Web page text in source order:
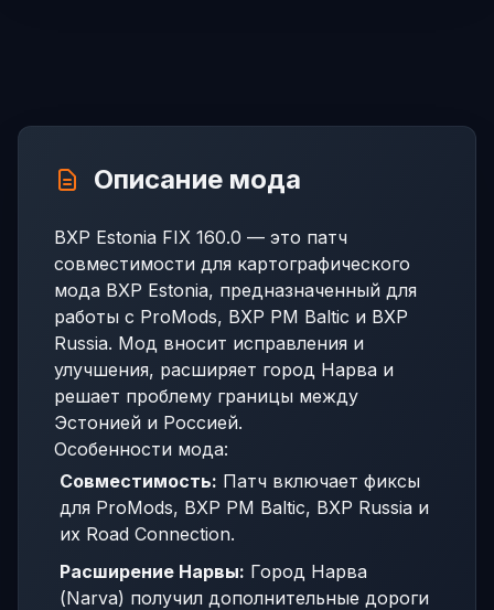
Описание мода
BXP Estonia FIX 160.0 — это патч
совместимости для картографического
мода BXP Estonia, предназначенный для
работы с ProMods, BXP PM Baltic и BXP
Russia. Мод вносит исправления и
улучшения, расширяет город Нарва и
решает проблему границы между
Эстонией и Россией.
Особенности мода:
Совместимость: Патч включает фиксы
для ProMods, BXP PM Baltic, BXP Russia и
их Road Connection.
Расширение Нарвы: Город Нарва
(Narva) получил дополнительные дороги